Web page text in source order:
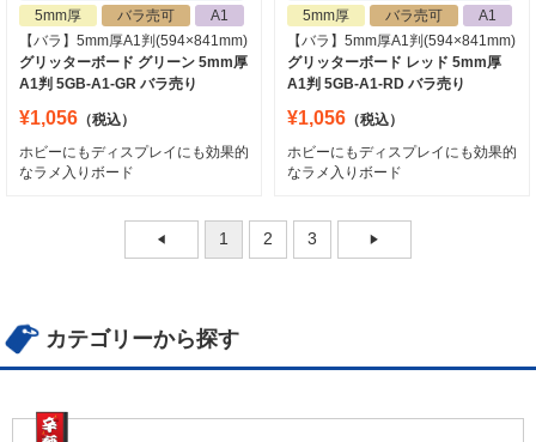
5mm厚
バラ売可
A1
【バラ】5mm厚A1判(594×841mm)
グリッターボード グリーン 5mm厚
A1判 5GB-A1-GR バラ売り
¥1,056 （税込）
ホビーにもディスプレイにも効果的
なラメ入りボード
5mm厚
バラ売可
A1
【バラ】5mm厚A1判(594×841mm)
グリッターボード レッド 5mm厚
A1判 5GB-A1-RD バラ売り
¥1,056 （税込）
ホビーにもディスプレイにも効果的
なラメ入りボード
1 2 3
カテゴリーから探す